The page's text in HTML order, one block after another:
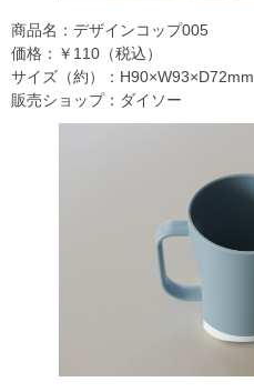
商品名：デザインコップ005
価格：￥110（税込）
サイズ（約）：H90×W93×D72mm
販売ショップ：ダイソー